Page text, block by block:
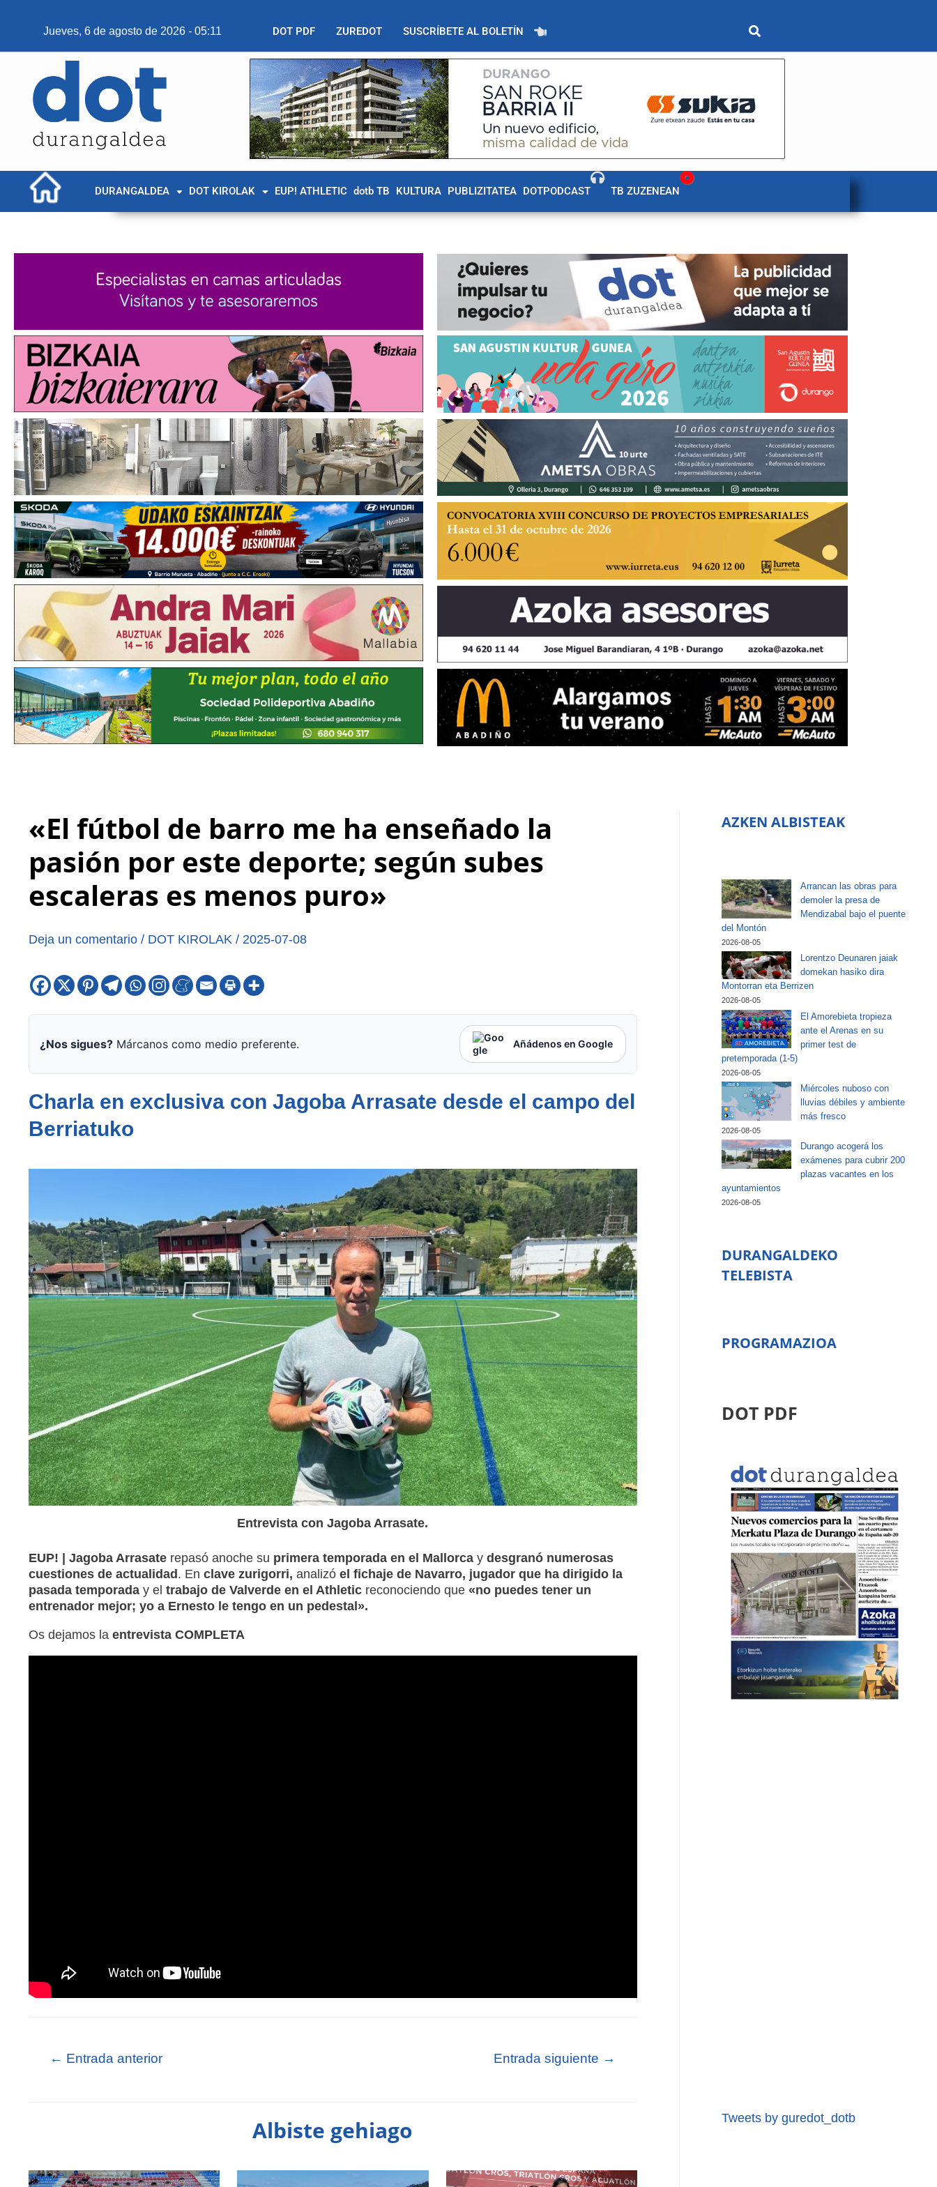
Jueves, 6 de agosto de 2026 - 05:11 DOT PDF ZUREDOT SUSCRÍBETE AL BOLETÍN
DURANGALDEA DOT KIROLAK EUP! ATHLETIC dotb TB KULTURA PUBLIZITATEA DOTPODCAST TB ZUZENEAN
«El fútbol de barro me ha enseñado la
pasión por este deporte; según subes
escaleras es menos puro»
Deja un comentario / DOT KIROLAK / 2025-07-08
¿Nos sigues?Márcanos como medio preferente. Añádenos en Google
Charla en exclusiva con Jagoba Arrasate desde el campo del
Berriatuko
Entrevista con Jagoba Arrasate.
EUP! | Jagoba Arrasaterepasó anoche su primera temporada en el Mallorcay desgranó numerosas
cuestiones de actualidad . En clave zurigorri, analizó el fichaje de Navarro, jugador que ha dirigido la
pasada temporaday el trabajo de Valverde en el Athleticreconociendo que «no puedes tener un
entrenador mejor; yo a Ernesto le tengo en un pedestal».
Os dejamos laentrevista COMPLETA
← Entrada anterior Entrada siguiente →
Albiste gehiago
AZKEN ALBISTEAK
Arrancan las obras para
demoler la presa de
Mendizabal bajo el puente
del Montón
2026-08-05
Lorentzo Deunaren jaiak
domekan hasiko dira
Montorran eta Berrizen
2026-08-05
El Amorebieta tropieza
ante el Arenas en su
primer test de
pretemporada (1-5)
2026-08-05
Miércoles nuboso con
lluvias débiles y ambiente
más fresco
2026-08-05
Durango acogerá los
exámenes para cubrir 200
plazas vacantes en los
ayuntamientos
2026-08-05
DURANGALDEKO
TELEBISTA
PROGRAMAZIOA
DOT PDF
Tweets by guredot_dotb